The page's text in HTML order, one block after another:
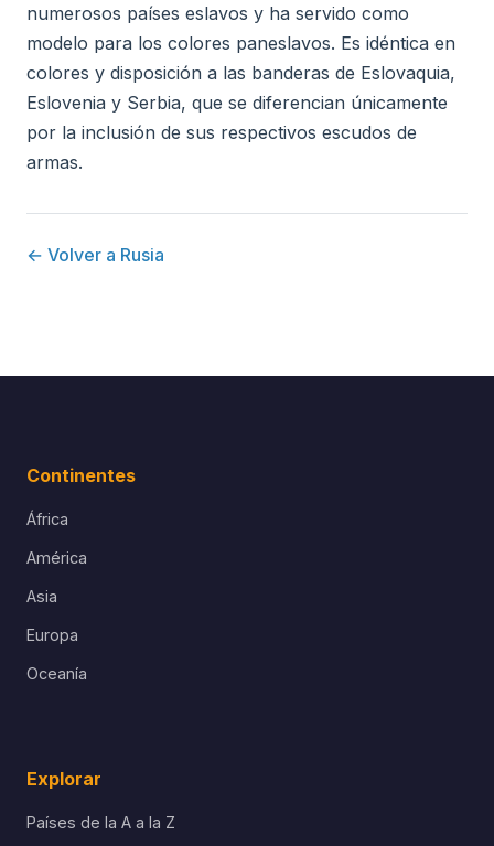
numerosos países eslavos y ha servido como
modelo para los colores paneslavos. Es idéntica en
colores y disposición a las banderas de Eslovaquia,
Eslovenia y Serbia, que se diferencian únicamente
por la inclusión de sus respectivos escudos de
armas.
← Volver a Rusia
Continentes
África
América
Asia
Europa
Oceanía
Explorar
Países de la A a la Z